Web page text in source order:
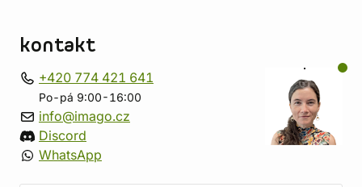
kontakt
+420 774 421 641
Po-pá 9:00-16:00
info@imago.cz
Discord
WhatsApp